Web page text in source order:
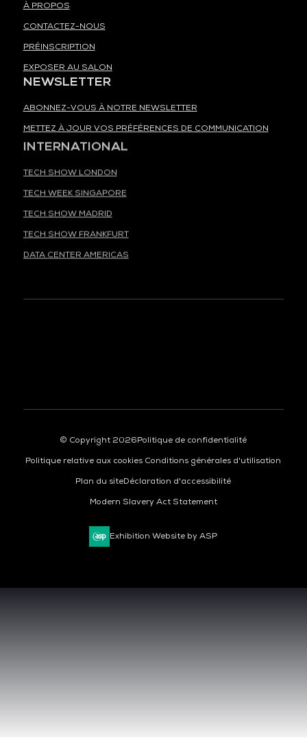
À PROPOS
CONTACTEZ-NOUS
PRÉINSCRIPTION
EXPOSER AU SALON
NEWSLETTER
ABONNEZ-VOUS À NOTRE NEWSLETTER
METTEZ À JOUR VOS PRÉFÉRENCES DE COMMUNICATION
INTERNATIONAL
TECH SHOW LONDON
TECH WEEK SINGAPORE
TECH SHOW MADRID
TECH SHOW FRANKFURT
DATA CENTER AMERICAS
© Copyright 2026Politique de confidentialité
Politique relative aux cookies Conditions générales d'utilisation
Plan du siteDéclaration d'accessibilité
Modern Slavery Act Statement
Exhibition Website by ASP